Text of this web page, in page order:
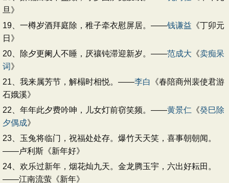
旦》
19、一樽岁酒拜庭除，稚子牵衣慰屏居。——钱谦益 《丁卯元
日》
20、除夕更阑人不睡，厌禳钝滞迎新岁。——范成大 《卖痴呆
词》
21、我来属芳节，解榻时相悦。——李白
《春陪商州裴使君游
石娥溪》
22、年年此夕费吟呻，儿女灯前窃笑频。——黄景仁 《癸巳除
夕偶成》
23、玉兔将临门，祝福处处存。爆竹天天笑，喜事朝朝闻。
——卢利斯《新年好》
24、欢乐过新年，烟花灿九天。金龙腾玉宇，六出好耘田。
——江南流萤《新年》